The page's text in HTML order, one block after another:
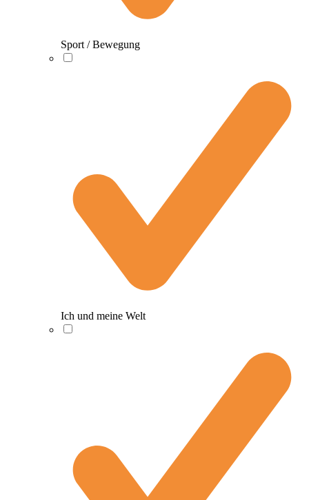
Sport / Bewegung
Ich und meine Welt